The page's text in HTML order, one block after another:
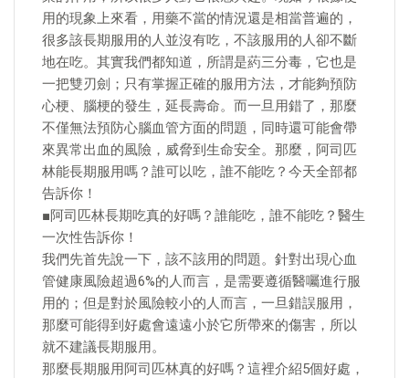
用的現象上來看，用藥不當的情況還是相當普遍的，
很多該長期服用的人並沒有吃，不該服用的人卻不斷
地在吃。其實我們都知道，所謂是葯三分毒，它也是
一把雙刃劍；只有掌握正確的服用方法，才能夠預防
心梗、腦梗的發生，延長壽命。而一旦用錯了，那麼
不僅無法預防心腦血管方面的問題，同時還可能會帶
來異常出血的風險，威脅到生命安全。那麼，阿司匹
林能長期服用嗎？誰可以吃，誰不能吃？今天全部都
告訴你！
■阿司匹林長期吃真的好嗎？誰能吃，誰不能吃？醫生
一次性告訴你！
我們先首先說一下，該不該用的問題。針對出現心血
管健康風險超過6%的人而言，是需要遵循醫囑進行服
用的；但是對於風險較小的人而言，一旦錯誤服用，
那麼可能得到好處會遠遠小於它所帶來的傷害，所以
就不建議長期服用。
那麼長期服用阿司匹林真的好嗎？這裡介紹5個好處，